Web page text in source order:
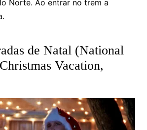
Norte. Ao entrar no trem a
de Natal (National
Vacation,